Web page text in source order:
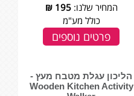
המחיר שלנו:195
₪
כולל מע"מ
פרטים נוספים
הליכון עגלת מטבח מעץ -
‏‏‏‏Wooden Kitchen Activity